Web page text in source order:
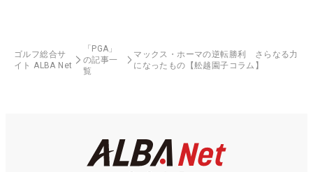
ゴルフ総合サ
イト ALBA Net
「PGA」
の記事一
覧
マックス・ホーマの逆転勝利 さらなる力
になったもの【舩越園子コラム】